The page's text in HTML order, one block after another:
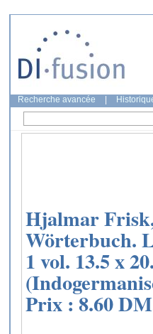
Recherche avancée
Hjalmar
Wörterbuch.
1 vol. 13.5 x
Prix : 8.60